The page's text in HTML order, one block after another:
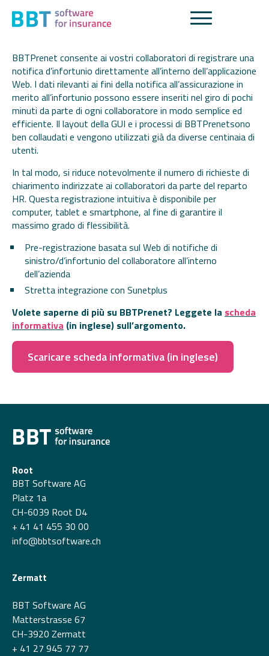
BBTPrenet
BBTPrenet consente ai vostri collaboratori di registrare una
notifica d’infortunio direttamente all’interno dell’applicazione
Web. I dati rilevanti ai fini della notifica all’assicurazione in
merito all’infortunio possono essere inseriti nel giro di pochi
minuti da parte di ogni collaboratore in modo semplice ed
efficiente. Il layout della GUI e i processi di BBTPrenetsono
ben collaudati e vengono utilizzati già da diverse centinaia di
utenti.
In tal modo, si riduce notevolmente il numero di richieste di
chiarimento indirizzate ai collaboratori da parte del reparto
HR. Questa registrazione intuitiva è disponibile per
computer, tablet e smartphone, al fine di garantire il
massimo grado di flessibilità.
Pre-registrazione basata sul Web di notifiche di
sinistro/d’infortunio del collaboratore all’interno
dell’azienda
Stretta integrazione con Sunetplus
Volete saperne di più su BBTPrenet? Leggete la scheda
informativa (in inglese) sull’argomento.
Scaricare scheda informativa (in inglese)
Root
BBT Software AG
Platz 1a
CH-6039 Root D4
+ 41 41 455 30 00
info@bbtsoftware.ch
Zermatt
BBT Software AG
Matterstrasse 67
CH-3920 Zermatt
+ 41 27 945 77 77